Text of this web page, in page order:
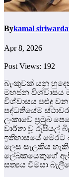
Bykamal
Apr 8, 2026
Post Views: 192
බැංකුවක් යනු
මහජන විශ්වාසය
විශ්වාසය පළුදු
පද්ධතියේම
ලංකාවේ ප්‍රමුඛ
වාර්තා වූ රුපියල්
ඉතිහාසයේ මෙරට
ලෙස සැලකිය
ලේඛකයෙකුගේ
සත්‍යය විමසා